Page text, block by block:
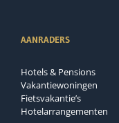
AANRADERS
Hotels & Pensions
Vakantiewoningen
Fietsvakantie’s
Hotelarrangementen